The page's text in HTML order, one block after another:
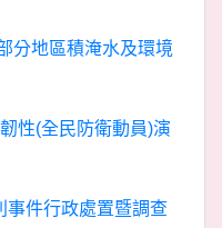
分地區積淹水及環境
性(全民防衛動員)演
事件行政處置暨調查